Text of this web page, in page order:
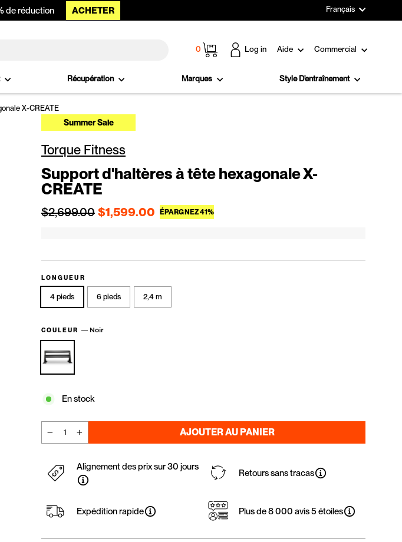
de réduction ACHETER Langue
Français
0 Panier Log in Aide Commercial
Récupération Marques Style D'entraînement
X-CREATE
Summer Sale
Torque Fitness
Support d'haltères à tête hexagonale X-
CREATE
Prix régulier
$2,699.00 $1,599.00 ÉPARGNEZ 41%Prix réduit
LONGUEUR
4 pieds 6 pieds 2,4 m
COULEUR — Noir
En stock
+
AJOUTER AU PANIER
Alignement des prix sur 30 jours
Expédition rapide
Retours sans tracas
Plus de 8 000 avis 5 étoiles